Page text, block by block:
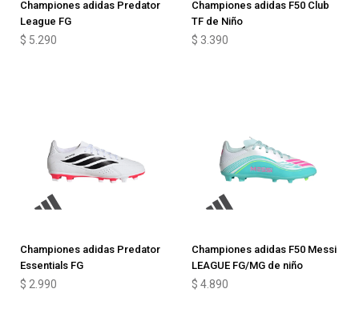
Championes adidas Predator
League FG
$ 5.290
Championes adidas F50 Club
TF de Niño
$ 3.390
Championes adidas Predator
Essentials FG
$ 2.990
Championes adidas F50 Messi
LEAGUE FG/MG de niño
$ 4.890